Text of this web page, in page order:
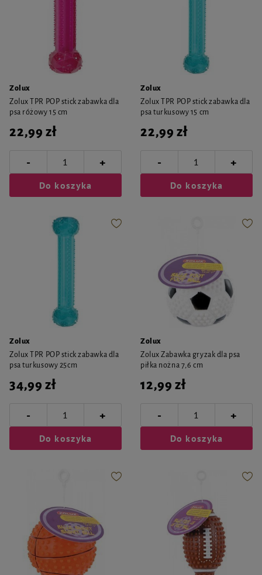
Zolux
Zolux TPR POP stick zabawka dla
psa różowy 15 cm
22,99 zł
- +
Do koszyka
Zolux
Zolux TPR POP stick zabawka dla
psa turkusowy 15 cm
22,99 zł
- +
Do koszyka
Zolux
Zolux TPR POP stick zabawka dla
psa turkusowy 25cm
34,99 zł
- +
Do koszyka
Zolux
Zolux Zabawka gryzak dla psa
piłka nożna 7,6 cm
12,99 zł
- +
Do koszyka